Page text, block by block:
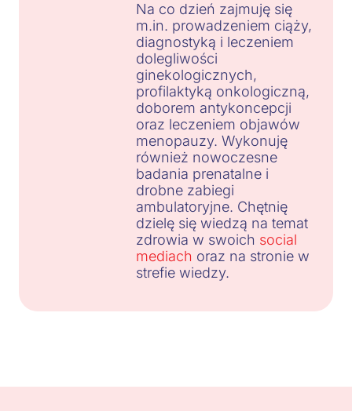
Na co dzień zajmuję się
m.in. prowadzeniem ciąży,
diagnostyką i leczeniem
dolegliwości
ginekologicznych,
profilaktyką onkologiczną,
doborem antykoncepcji
oraz leczeniem objawów
menopauzy. Wykonuję
również nowoczesne
badania prenatalne i
drobne zabiegi
ambulatoryjne. Chętnię
dzielę się wiedzą na temat
zdrowia w swoich social
mediach oraz na stronie w
strefie wiedzy.